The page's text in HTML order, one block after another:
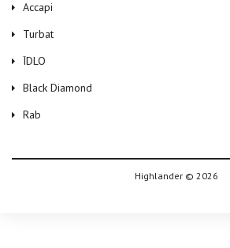
Accapi
Turbat
ЇDLO
Black Diamond
Rab
Highlander © 2026